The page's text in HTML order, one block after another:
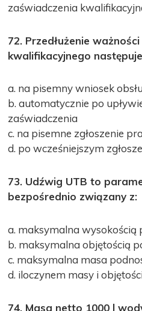
zaświadczenia
72. Przedłużenie
kwalifikacyjnego
a. na pisemny wniosek
b. automatycznie po
zaświadczenia
c. na pisemne zgłoszenie
d. po wcześniejszym
73. Udźwig UTB to
bezpośrednio związany z:
a. maksymalna wysokością
b. maksymalna objętością
c. maksymalna masa
d. iloczynem masy i
74. Masa netto 1000 l